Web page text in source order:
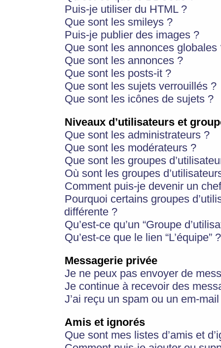
Puis-je utiliser du HTML ?
Que sont les smileys ?
Puis-je publier des images ?
Que sont les annonces globales
Que sont les annonces ?
Que sont les posts-it ?
Que sont les sujets verrouillés ?
Que sont les icônes de sujets ?
Niveaux d’utilisateurs et
Que sont les administrateurs ?
Que sont les modérateurs ?
Que sont les groupes
Où sont les groupes
Comment puis-je devenir un
Pourquoi certains groupes
différente ?
Qu’est-ce qu’un “Groupe
Qu’est-ce que le lien “L’équipe” ?
Messagerie privée
Je ne peux pas envoyer de
Je continue à recevoir des
J’ai reçu un spam ou un em-
Amis et ignorés
Que sont mes listes d’amis et